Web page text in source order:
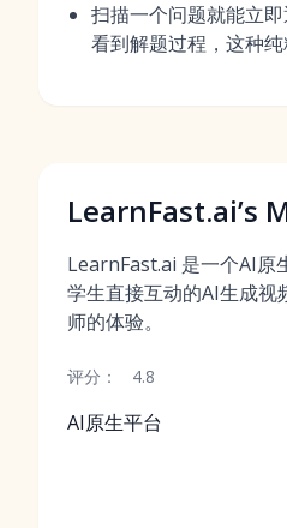
扫描一个问题就能立
看到解题过程，这种纯
LearnFast.ai’s
LearnFast.ai 是一个AI原
学生直接互动的AI生成视
师的体验。
评分： 4.8
AI原生平台